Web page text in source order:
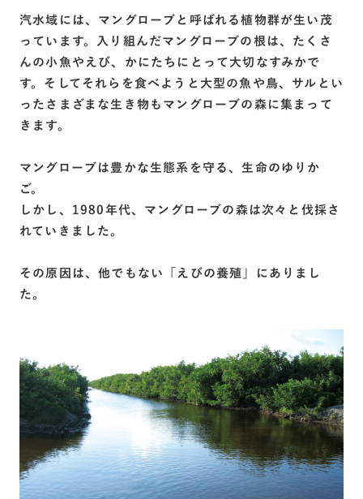
汽水域には、マングローブと呼ばれる植物群が生い茂
っています。入り組んだマングローブの根は、たくさ
んの小魚やえび、かにたちにとって大切なすみかで
す。そしてそれらを食べようと大型の魚や鳥、サルとい
ったさまざまな生き物もマングローブの森に集まって
きます。
マングローブは豊かな生態系を守る、生命のゆりか
ご。
しかし、1980年代、マングローブの森は次々と伐採さ
れていきました。
その原因は、他でもない「えびの養殖」にありまし
た。